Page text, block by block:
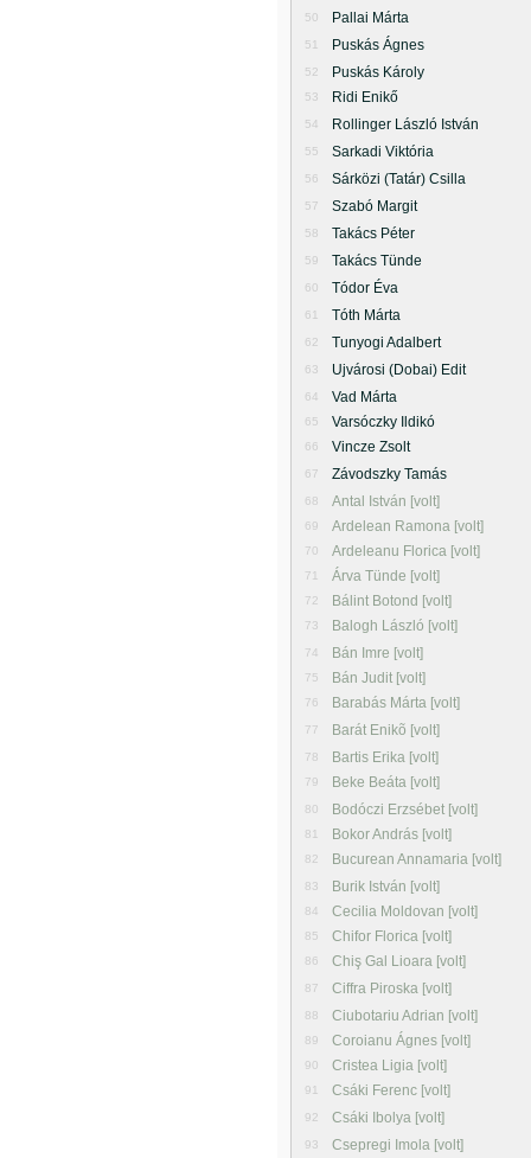
50 Pallai Márta
51 Puskás Ágnes
52 Puskás Károly
53 Ridi Enikő
54 Rollinger László István
55 Sarkadi Viktória
56 Sárközi (Tatár) Csilla
57 Szabó Margit
58 Takács Péter
59 Takács Tünde
60 Tódor Éva
61 Tóth Márta
62 Tunyogi Adalbert
63 Ujvárosi (Dobai) Edit
64 Vad Márta
65 Varsóczky Ildikó
66 Vincze Zsolt
67 Závodszky Tamás
68 Antal István [volt]
69 Ardelean Ramona [volt]
70 Ardeleanu Florica [volt]
71 Árva Tünde [volt]
72 Bálint Botond [volt]
73 Balogh László [volt]
74 Bán Imre [volt]
75 Bán Judit [volt]
76 Barabás Márta [volt]
77 Barát Enikõ [volt]
78 Bartis Erika [volt]
79 Beke Beáta [volt]
80 Bodóczi Erzsébet [volt]
81 Bokor András [volt]
82 Bucurean Annamaria [volt]
83 Burik István [volt]
84 Cecilia Moldovan [volt]
85 Chifor Florica [volt]
86 Chiş Gal Lioara [volt]
87 Ciffra Piroska [volt]
88 Ciubotariu Adrian [volt]
89 Coroianu Ágnes [volt]
90 Cristea Ligia [volt]
91 Csáki Ferenc [volt]
92 Csáki Ibolya [volt]
93 Csepregi Imola [volt]